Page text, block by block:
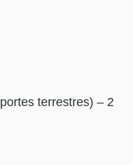
terrestres) – 2